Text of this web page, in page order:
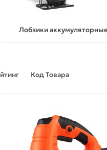
Лобзики
Код Товара